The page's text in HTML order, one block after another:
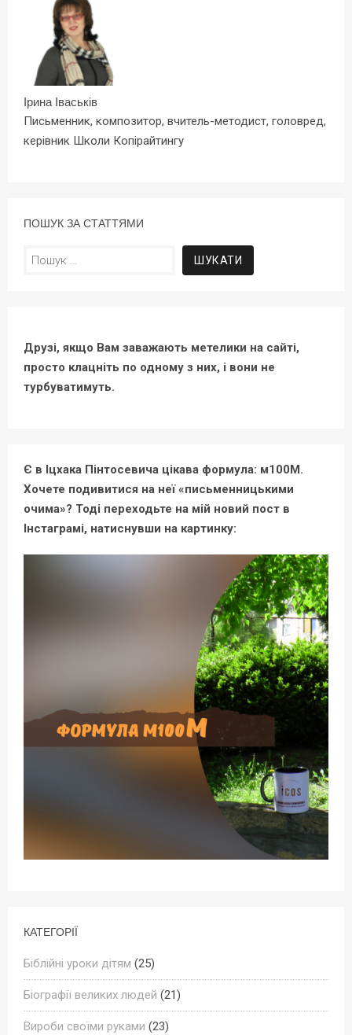
Ірина Іваськів
Письменник, композитор, вчитель-методист, головред,
керівник Школи Копірайтингу
ПОШУК ЗА СТАТТЯМИ
Пошук:
Друзі, якщо Вам заважають метелики на сайті,
просто клацніть по одному з них, і вони не
турбуватимуть.
Є в Іцхака Пінтосевича цікава формула: м100М.
Хочете подивитися на неї «письменницькими
очима»? Тоді переходьте на мій новий пост в
Інстаграмі, натиснувши на картинку:
КАТЕГОРІЇ
Біблійні уроки дітям (25)
Біографії великих людей (21)
Вироби своїми руками (23)